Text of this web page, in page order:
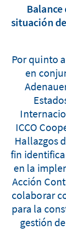
Balance
situación
Por quinto
en
ICCO
Hallazgos
fin
en la
Acción
colaborar
para la
gestión